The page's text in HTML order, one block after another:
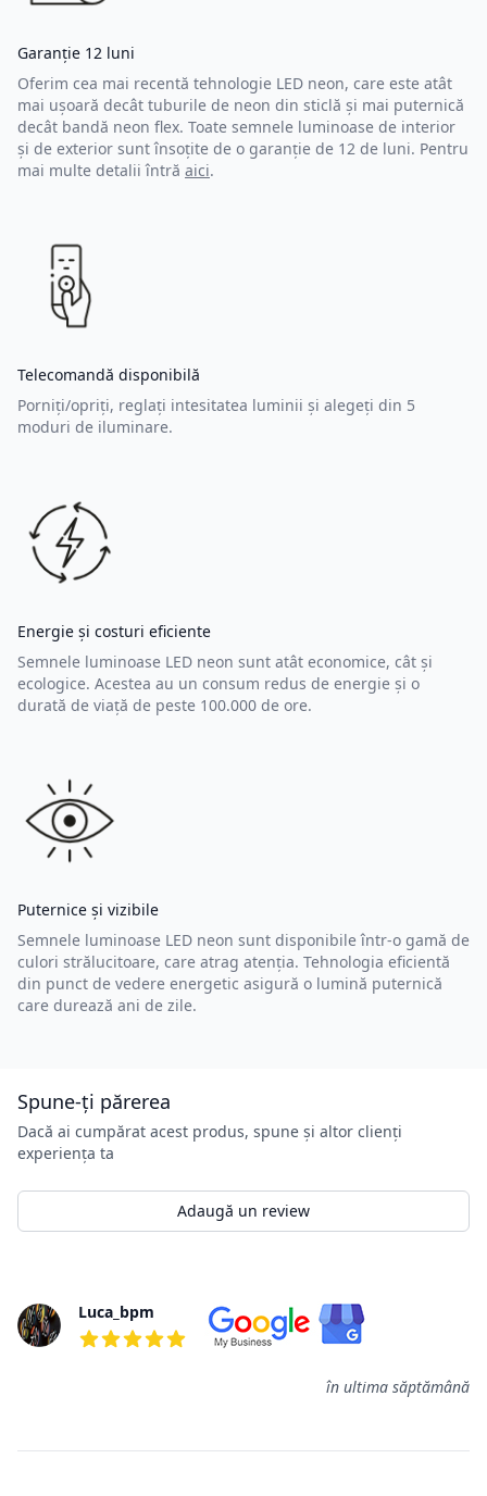
Garanție 12 luni
Oferim cea mai recentă tehnologie LED neon, care este atât
mai ușoară decât tuburile de neon din sticlă și mai puternică
decât bandă neon flex. Toate semnele luminoase de interior
și de exterior sunt însoțite de o garanție de 12 de luni. Pentru
mai multe detalii întră aici.
Telecomandă disponibilă
Porniți/opriți, reglați intesitatea luminii și alegeți din 5
moduri de iluminare.
Energie și costuri eficiente
Semnele luminoase LED neon sunt atât economice, cât și
ecologice. Acestea au un consum redus de energie și o
durată de viață de peste 100.000 de ore.
Puternice și vizibile
Semnele luminoase LED neon sunt disponibile într-o gamă de
culori strălucitoare, care atrag atenția. Tehnologia eficientă
din punct de vedere energetic asigură o lumină puternică
care durează ani de zile.
Spune-ți părerea
Dacă ai cumpărat acest produs, spune și altor clienți
experiența ta
Adaugă un review
Review-uriLuca_bpm
în ultima săptămână